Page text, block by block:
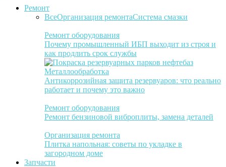
Ремонт
ВсеОрганизация ремонтаСистема смазки
Ремонт оборудования
Почему промышленный ИБП выходит из строя и
как продлить срок службы
Металлообработка
Антикоррозийная защита резервуаров: что реально
работает и почему это важно
Ремонт оборудования
Ремонт бензиновой виброплиты, замена деталей
Организация ремонта
Плитка напольная: советы по укладке в
загородном доме
Запчасти